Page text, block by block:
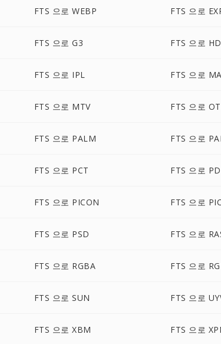
FTS 으로 WEBP FTS 으로
FTS 으로 G3 FTS 으로
FTS 으로 IPL FTS 으로
FTS 으로 MTV FTS 으로
FTS 으로 PALM FTS 으로
FTS 으로 PCT FTS 으로
FTS 으로 PICON FTS 으로
FTS 으로 PSD FTS 으로
FTS 으로 RGBA FTS 으로
FTS 으로 SUN FTS 으로
FTS 으로 XBM FTS 으로